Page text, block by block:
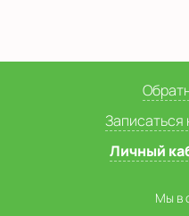
Записаться
Личный
Мы в